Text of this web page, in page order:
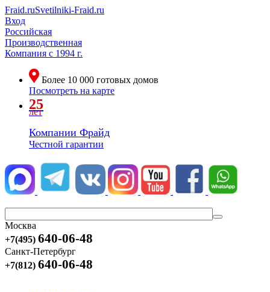
Fraid.ruSvetilniki-Fraid.ru
Вход
Российская
Производственная
Компания с 1994 г.
Более 10 000 готовых домов
Посмотреть на карте
25
лет
Компании Фрайд
Честной гарантии
Москва
+7(495) 640-06-48
Санкт-Петербург
+7(812) 640-06-48